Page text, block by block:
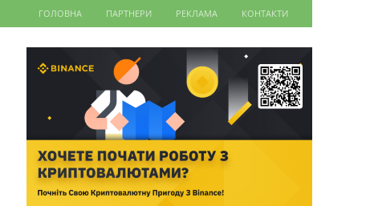
ГОЛОВНА ПАРТНЕРИ РЕКЛАМА КОНТАКТИ